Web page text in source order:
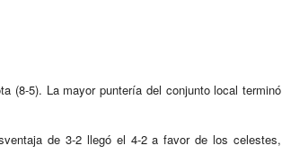
(8-5). La mayor puntería del conjunto local terminó
de 3-2 llegó el 4-2 a favor de los celestes,